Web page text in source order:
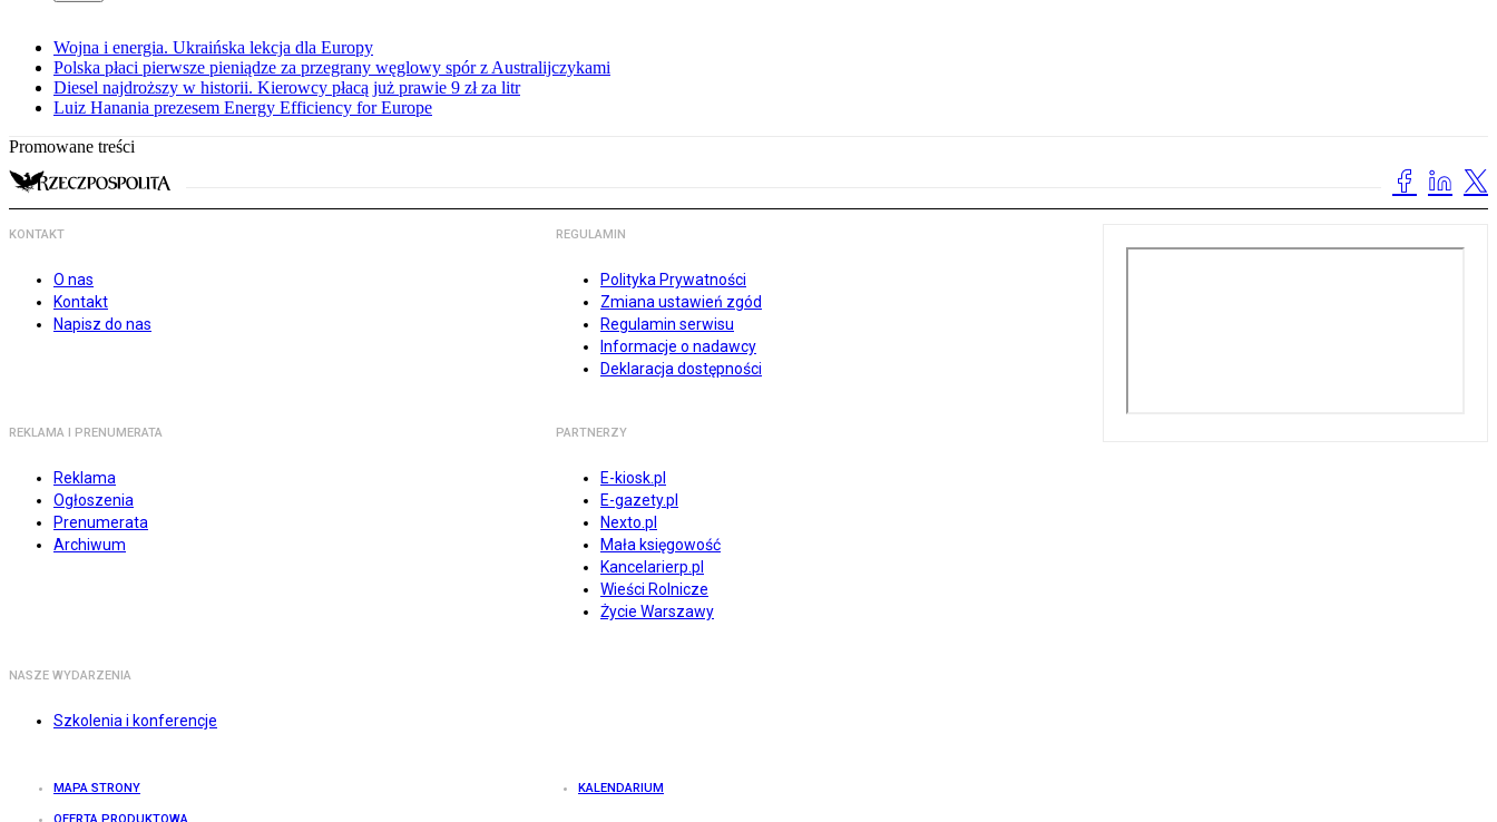
Wojna i energia. Ukraińska lekcja dla Europy
Polska płaci pierwsze pieniądze za przegrany węglowy spór z Australijczykami
Diesel najdroższy w historii. Kierowcy płacą już prawie 9 zł za litr
Luiz Hanania prezesem Energy Efficiency for Europe
Promowane treści
KONTAKT
O nas
Kontakt
Napisz do nas
REGULAMIN
Polityka Prywatności
Zmiana ustawień zgód
Regulamin serwisu
Informacje o nadawcy
Deklaracja dostępności
REKLAMA I PRENUMERATA
Reklama
Ogłoszenia
Prenumerata
Archiwum
PARTNERZY
E-kiosk.pl
E-gazety.pl
Nexto.pl
Mała księgowość
Kancelarierp.pl
Wieści Rolnicze
Życie Warszawy
NASZE WYDARZENIA
Szkolenia i konferencje
MAPA STRONY KALENDARIUM